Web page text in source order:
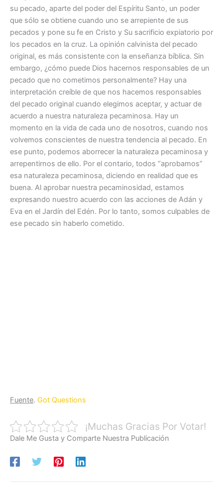
su pecado, aparte del poder del Espíritu Santo, un poder
que sólo se obtiene cuando uno se arrepiente de sus
pecados y pone su fe en Cristo y Su sacrificio expiatorio por
los pecados en la cruz. La opinión calvinista del pecado
original, es más consistente con la enseñanza bíblica. Sin
embargo, ¿cómo puede Dios hacernos responsables de un
pecado que no cometimos personalmente? Hay una
interpretación creíble de que nos hacemos responsables
del pecado original cuando elegimos aceptar, y actuar de
acuerdo a nuestra naturaleza pecaminosa. Hay un
momento en la vida de cada uno de nosotros, cuando nos
volvemos conscientes de nuestra tendencia al pecado. En
ese punto, podemos aborrecer la naturaleza pecaminosa y
arrepentirnos de ello. Por el contario, todos “aprobamos”
esa naturaleza pecaminosa, diciendo en realidad que es
buena. Al aprobar nuestra pecaminosidad, estamos
expresando nuestro acuerdo con las acciones de Adán y
Eva en el Jardín del Edén. Por lo tanto, somos culpables de
ese pecado sin haberlo cometido.
Fuente. Got Questions
¡Muchas Gracias Por Votar!
Dale Me Gusta y Comparte Nuestra Publicación